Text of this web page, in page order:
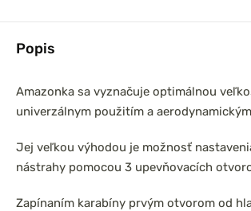
Popis
Amazonka sa vyznačuje optimálnou
univerzálnym použitím a
Jej veľkou výhodou je možnosť
nástrahy pomocou 3 upevňovacích
Zapínaním karabíny prvým otvorom od